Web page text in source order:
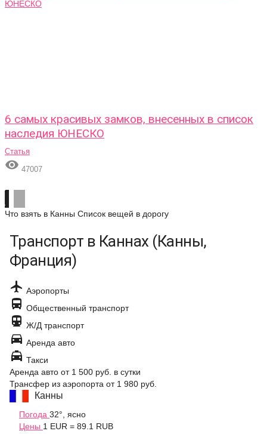
6 самых красивых замков, внесенных в список
наследия ЮНЕСКО
Статья
 47007
Что взять в Канны Список вещей в дорогу
Транспорт в Каннах (Канны,
Франция)
 Аэропорты
 Общественный транспорт
 Ж/Д транспорт
 Аренда авто
 Такси
Аренда авто от 1 500 руб. в сутки
Трансфер из аэропорта от 1 980 руб.
Канны
Погода 32°, ясно
Цены 1 EUR = 89.1 RUB